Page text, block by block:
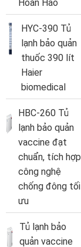
Hoàn Hảo
HYC-390 Tủ
lạnh bảo quản
thuốc 390 lít
Haier
biomedical
HBC-260 Tủ
lạnh bảo quản
vaccine đạt
chuẩn, tích hợp
công nghệ
chống đông tối
ưu
Tủ lạnh bảo
quản vaccine